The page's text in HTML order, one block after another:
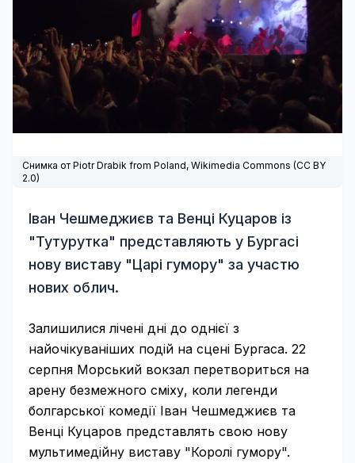
Снимка от Piotr Drabik from Poland, Wikimedia Commons (CC BY
2.0)
Іван Чешмеджиєв та Венці Куцаров із
"Тутурутка" представляють у Бургасі
нову виставу "Царі гумору" за участю
нових облич.
Залишилися лічені дні до однієї з
найочікуваніших подій на сцені Бургаса. 22
серпня Морський вокзал перетвориться на
арену безмежного сміху, коли легенди
болгарської комедії Іван Чешмеджиєв та
Венці Куцаров представлять свою нову
мультимедійну виставу "Королі гумору".